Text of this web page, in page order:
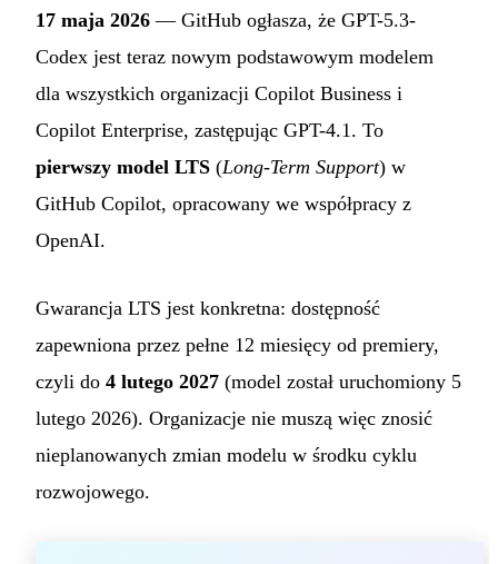
17 maja 2026 — GitHub ogłasza, że GPT-5.3-
Codex jest teraz nowym podstawowym modelem
dla wszystkich organizacji Copilot Business i
Copilot Enterprise, zastępując GPT-4.1. To
pierwszy model LTS (Long-Term Support) w
GitHub Copilot, opracowany we współpracy z
OpenAI.
Gwarancja LTS jest konkretna: dostępność
zapewniona przez pełne 12 miesięcy od premiery,
czyli do 4 lutego 2027 (model został uruchomiony 5
lutego 2026). Organizacje nie muszą więc znosić
nieplanowanych zmian modelu w środku cyklu
rozwojowego.